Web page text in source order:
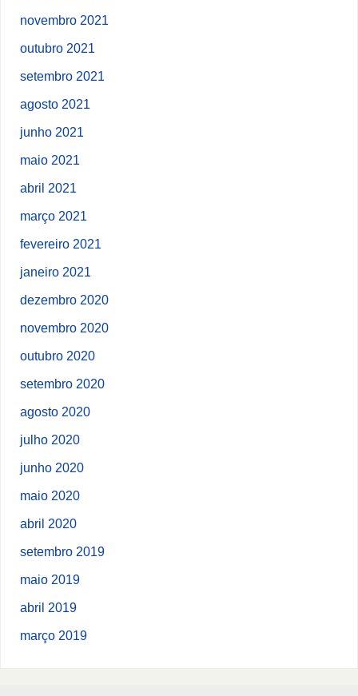
novembro 2021
outubro 2021
setembro 2021
agosto 2021
junho 2021
maio 2021
abril 2021
março 2021
fevereiro 2021
janeiro 2021
dezembro 2020
novembro 2020
outubro 2020
setembro 2020
agosto 2020
julho 2020
junho 2020
maio 2020
abril 2020
setembro 2019
maio 2019
abril 2019
março 2019